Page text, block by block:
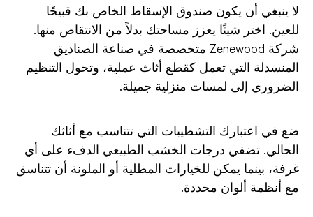
لا ينبغي أن يكون صندوق الإسقاط الخاص بك قبيحًا
للعين. اختر شيئًا يعزز مساحتك بدلاً من الانتقاص منها.
شركة Zenewood متخصصة في صناعة الصناديق
المنسدلة التي تعمل كقطع أثاث عملية، وتحول التنظيم
الضروري إلى لمسات منزلية جميلة.
ضع في اعتبارك التشطيبات التي تتناسب مع أثاثك
الحالي. تضفي درجات الخشب الطبيعي الدفء على أي
غرفة، بينما يمكن للخيارات المطلية أو الملونة أن تتناسق
مع أنظمة ألوان محددة.